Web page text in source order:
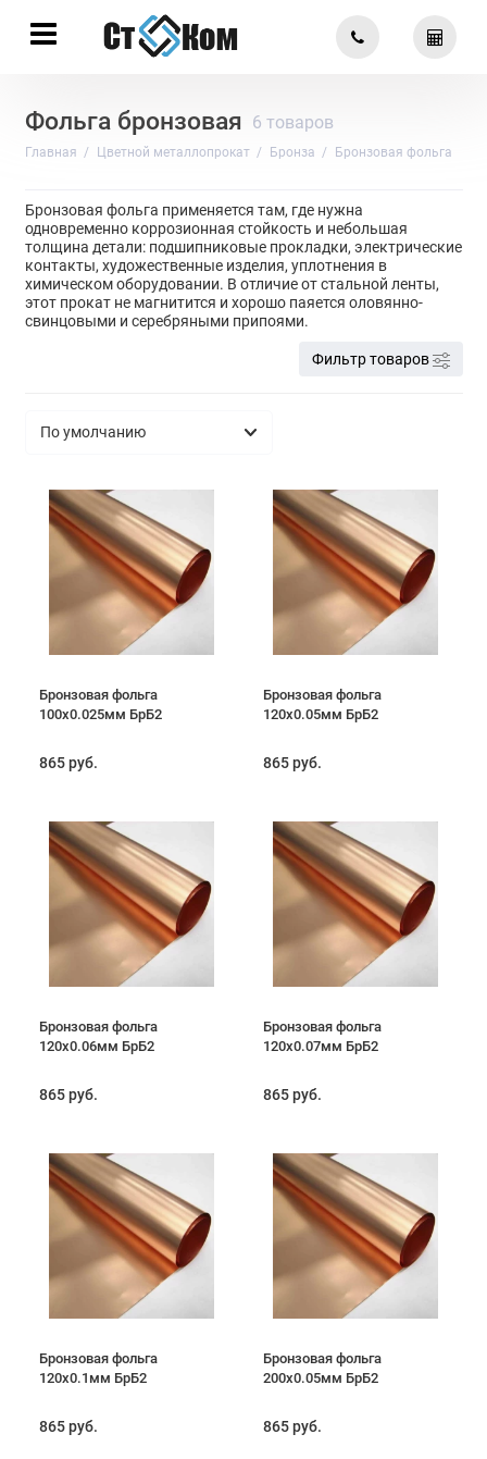
Фольга бронзовая 6 товаров
Главная Цветной металлопрокат Бронза Бронзовая фольга
Бронзовая фольга применяется там, где нужна
одновременно коррозионная стойкость и небольшая
толщина детали: подшипниковые прокладки, электрические
контакты, художественные изделия, уплотнения в
химическом оборудовании. В отличие от стальной ленты,
этот прокат не магнитится и хорошо паяется оловянно-
свинцовыми и серебряными припоями.
Фильтр товаров
Бронзовая фольга
100х0.025мм БрБ2
865 руб.
Бронзовая фольга
120х0.05мм БрБ2
865 руб.
Бронзовая фольга
120х0.06мм БрБ2
865 руб.
Бронзовая фольга
120х0.07мм БрБ2
865 руб.
Бронзовая фольга
120х0.1мм БрБ2
865 руб.
Бронзовая фольга
200х0.05мм БрБ2
865 руб.